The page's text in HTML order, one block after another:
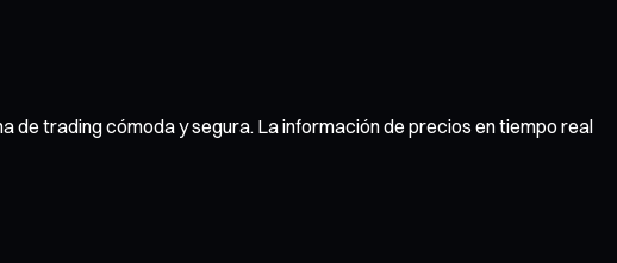
de trading cómoda y segura. La información de precios en tiempo real